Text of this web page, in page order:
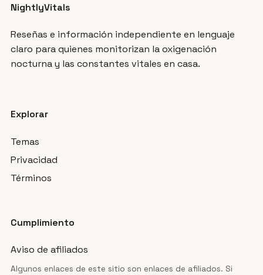
NightlyVitals
Reseñas e información independiente en lenguaje
claro para quienes monitorizan la oxigenación
nocturna y las constantes vitales en casa.
Explorar
Temas
Privacidad
Términos
Cumplimiento
Aviso de afiliados
Algunos enlaces de este sitio son enlaces de afiliados. Si